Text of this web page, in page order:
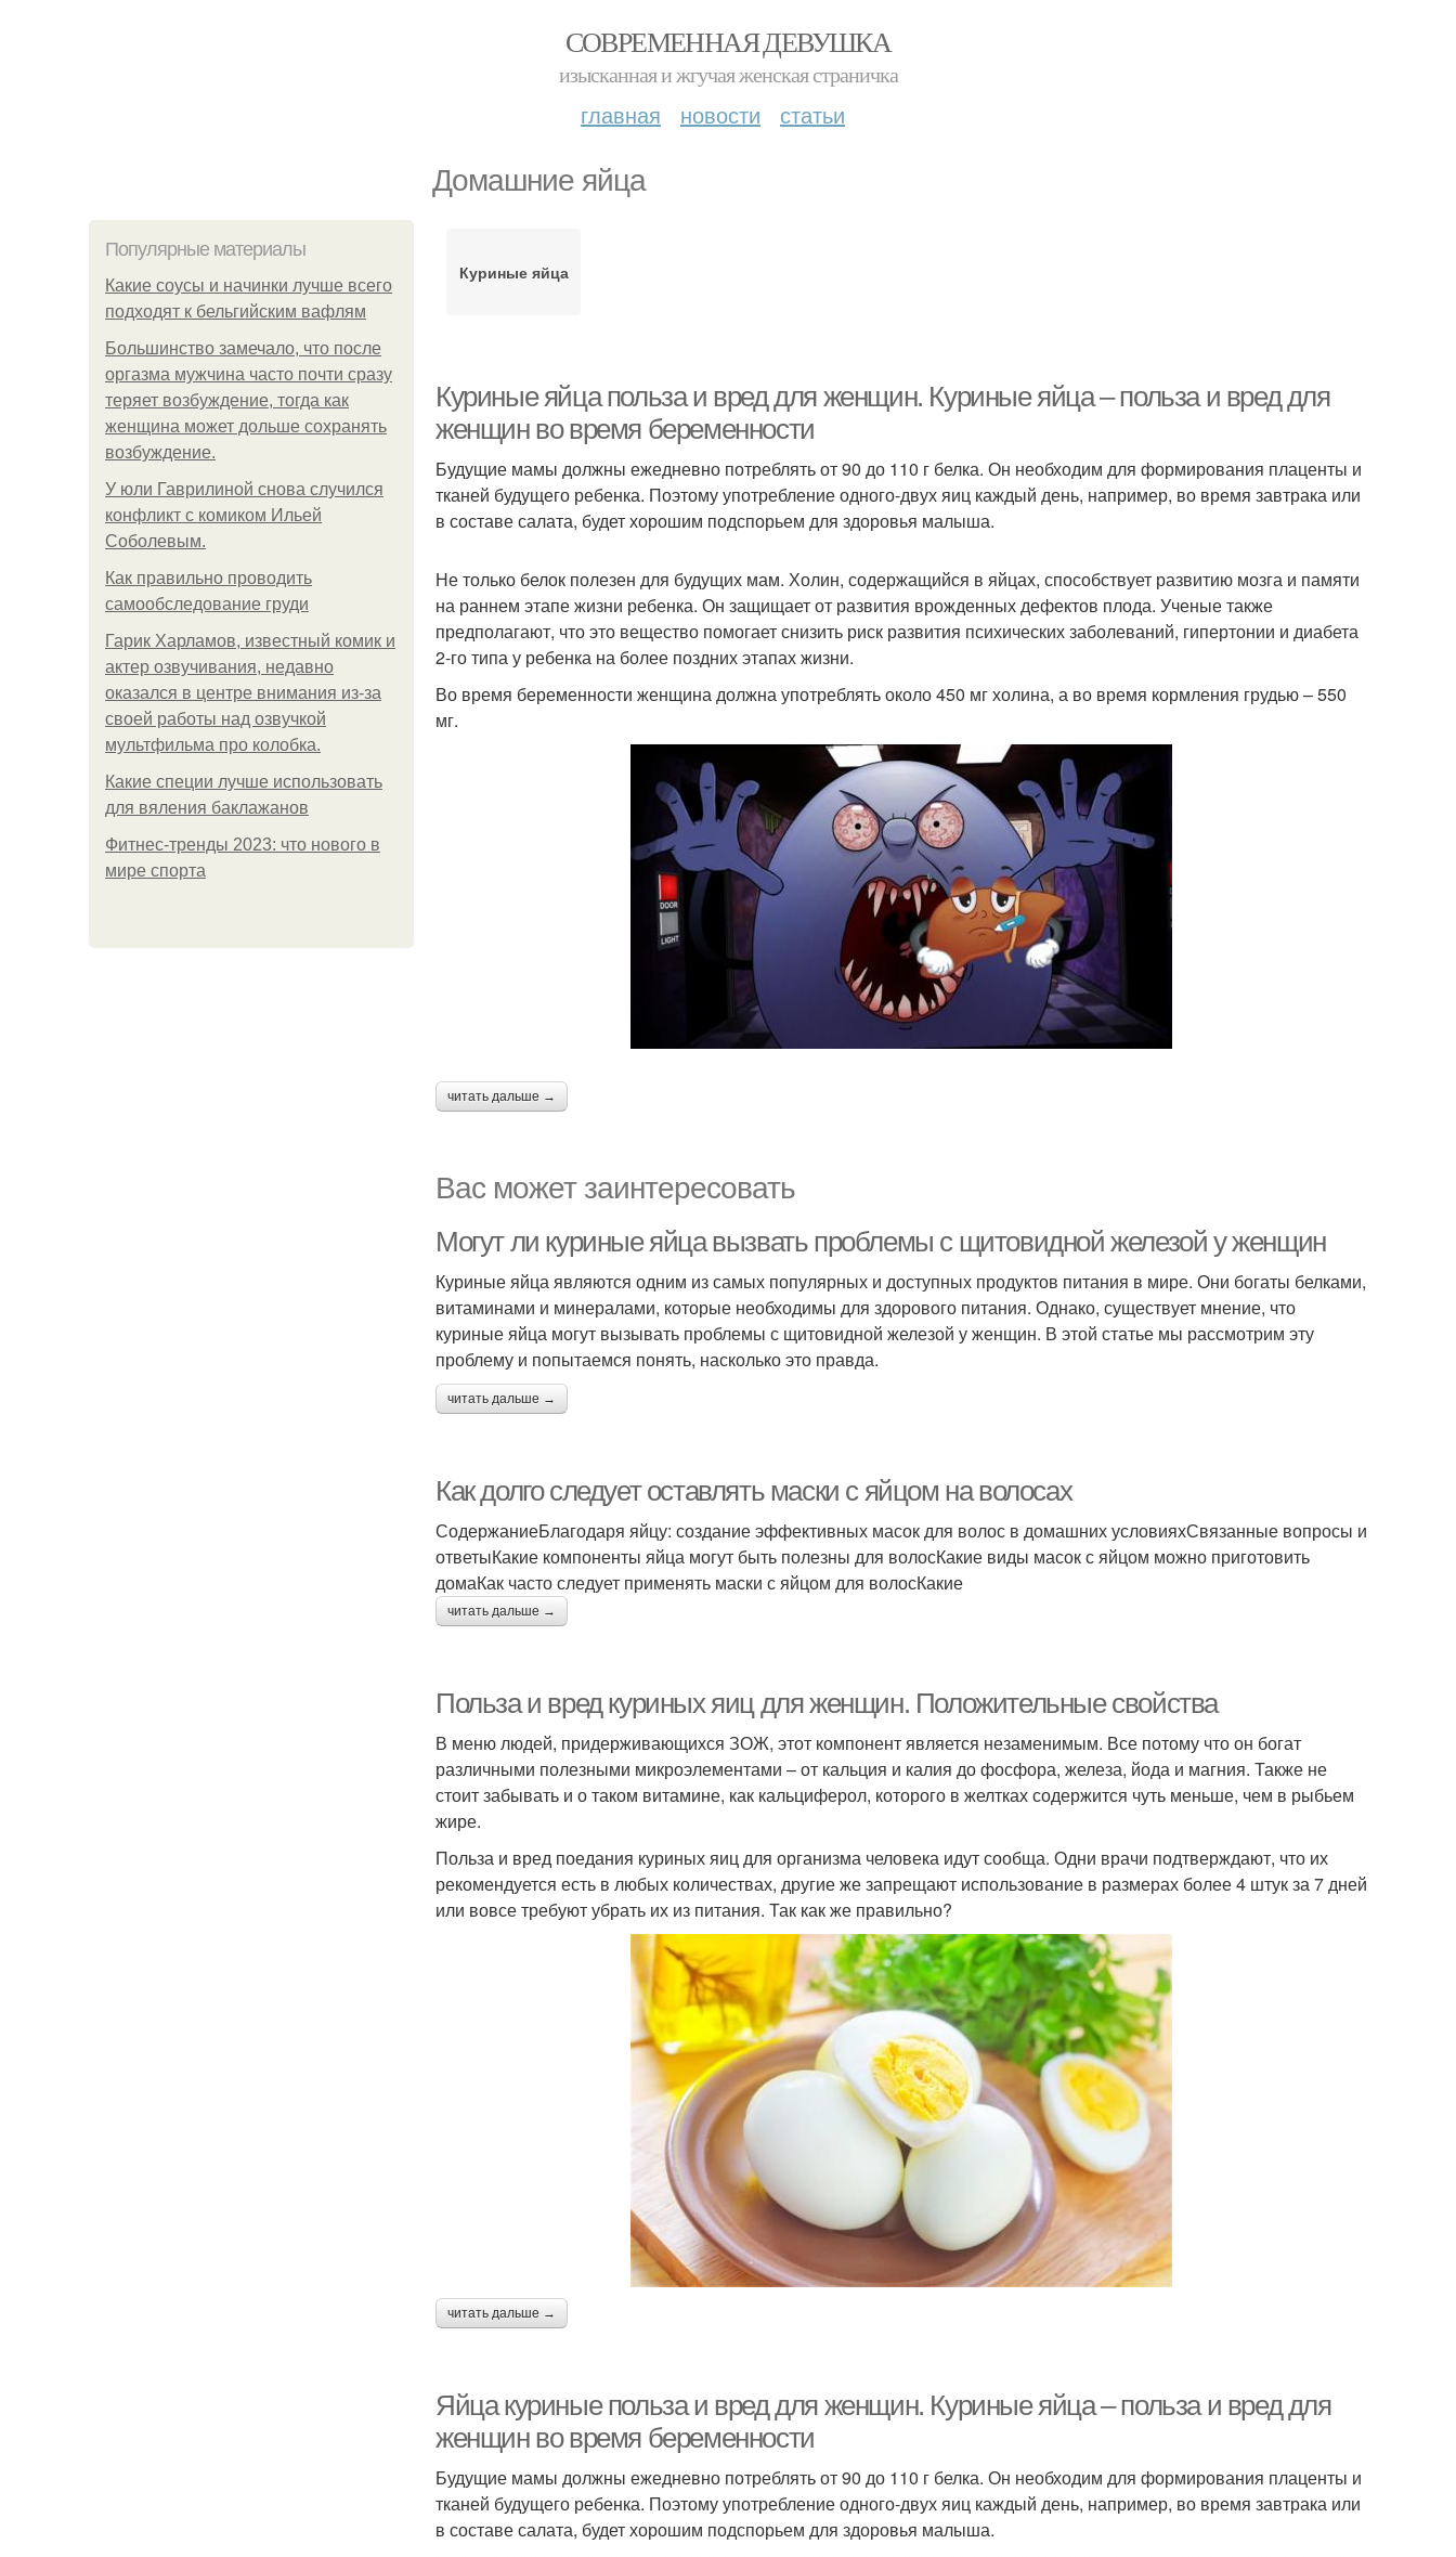
СОВРЕМЕННАЯ ДЕВУШКА
изысканная и жгучая женская страничка
главная новости статьи
Домашние яйца
Популярные материалы
Какие соусы и начинки лучше всего
подходят к бельгийским вафлям
Большинство замечало, что после
оргазма мужчина часто почти сразу
теряет возбуждение, тогда как
женщина может дольше сохранять
возбуждение.
У юли Гаврилиной снова случился
конфликт с комиком Ильей
Соболевым.
Как правильно проводить
самообследование груди
Гарик Харламов, известный комик и
актер озвучивания, недавно
оказался в центре внимания из-за
своей работы над озвучкой
мультфильма про колобка.
Какие специи лучше использовать
для вяления баклажанов
Фитнес-тренды 2023: что нового в
мире спорта
Куриные яйца
Куриные яйца польза и вред для женщин. Куриные яйца – польза и вред для
женщин во время беременности
Будущие мамы должны ежедневно потреблять от 90 до 110 г белка. Он необходим для формирования плаценты и
тканей будущего ребенка. Поэтому употребление одного-двух яиц каждый день, например, во время завтрака или
в составе салата, будет хорошим подспорьем для здоровья малыша.
Не только белок полезен для будущих мам. Холин, содержащийся в яйцах, способствует развитию мозга и памяти
на раннем этапе жизни ребенка. Он защищает от развития врожденных дефектов плода. Ученые также
предполагают, что это вещество помогает снизить риск развития психических заболеваний, гипертонии и диабета
2-го типа у ребенка на более поздних этапах жизни.
Во время беременности женщина должна употреблять около 450 мг холина, а во время кормления грудью – 550
мг.
читать дальше →
Вас может заинтересовать
Могут ли куриные яйца вызвать проблемы с щитовидной железой у женщин
Куриные яйца являются одним из самых популярных и доступных продуктов питания в мире. Они богаты белками,
витаминами и минералами, которые необходимы для здорового питания. Однако, существует мнение, что
куриные яйца могут вызывать проблемы с щитовидной железой у женщин. В этой статье мы рассмотрим эту
проблему и попытаемся понять, насколько это правда.
читать дальше →
Как долго следует оставлять маски с яйцом на волосах
СодержаниеБлагодаря яйцу: создание эффективных масок для волос в домашних условияхСвязанные вопросы и
ответыКакие компоненты яйца могут быть полезны для волосКакие виды масок с яйцом можно приготовить
домаКак часто следует применять маски с яйцом для волосКакие
читать дальше →
Польза и вред куриных яиц для женщин. Положительные свойства
В меню людей, придерживающихся ЗОЖ, этот компонент является незаменимым. Все потому что он богат
различными полезными микроэлементами – от кальция и калия до фосфора, железа, йода и магния. Также не
стоит забывать и о таком витамине, как кальциферол, которого в желтках содержится чуть меньше, чем в рыбьем
жире.
Польза и вред поедания куриных яиц для организма человека идут сообща. Одни врачи подтверждают, что их
рекомендуется есть в любых количествах, другие же запрещают использование в размерах более 4 штук за 7 дней
или вовсе требуют убрать их из питания. Так как же правильно?
читать дальше →
Яйца куриные польза и вред для женщин. Куриные яйца – польза и вред для
женщин во время беременности
Будущие мамы должны ежедневно потреблять от 90 до 110 г белка. Он необходим для формирования плаценты и
тканей будущего ребенка. Поэтому употребление одного-двух яиц каждый день, например, во время завтрака или
в составе салата, будет хорошим подспорьем для здоровья малыша.